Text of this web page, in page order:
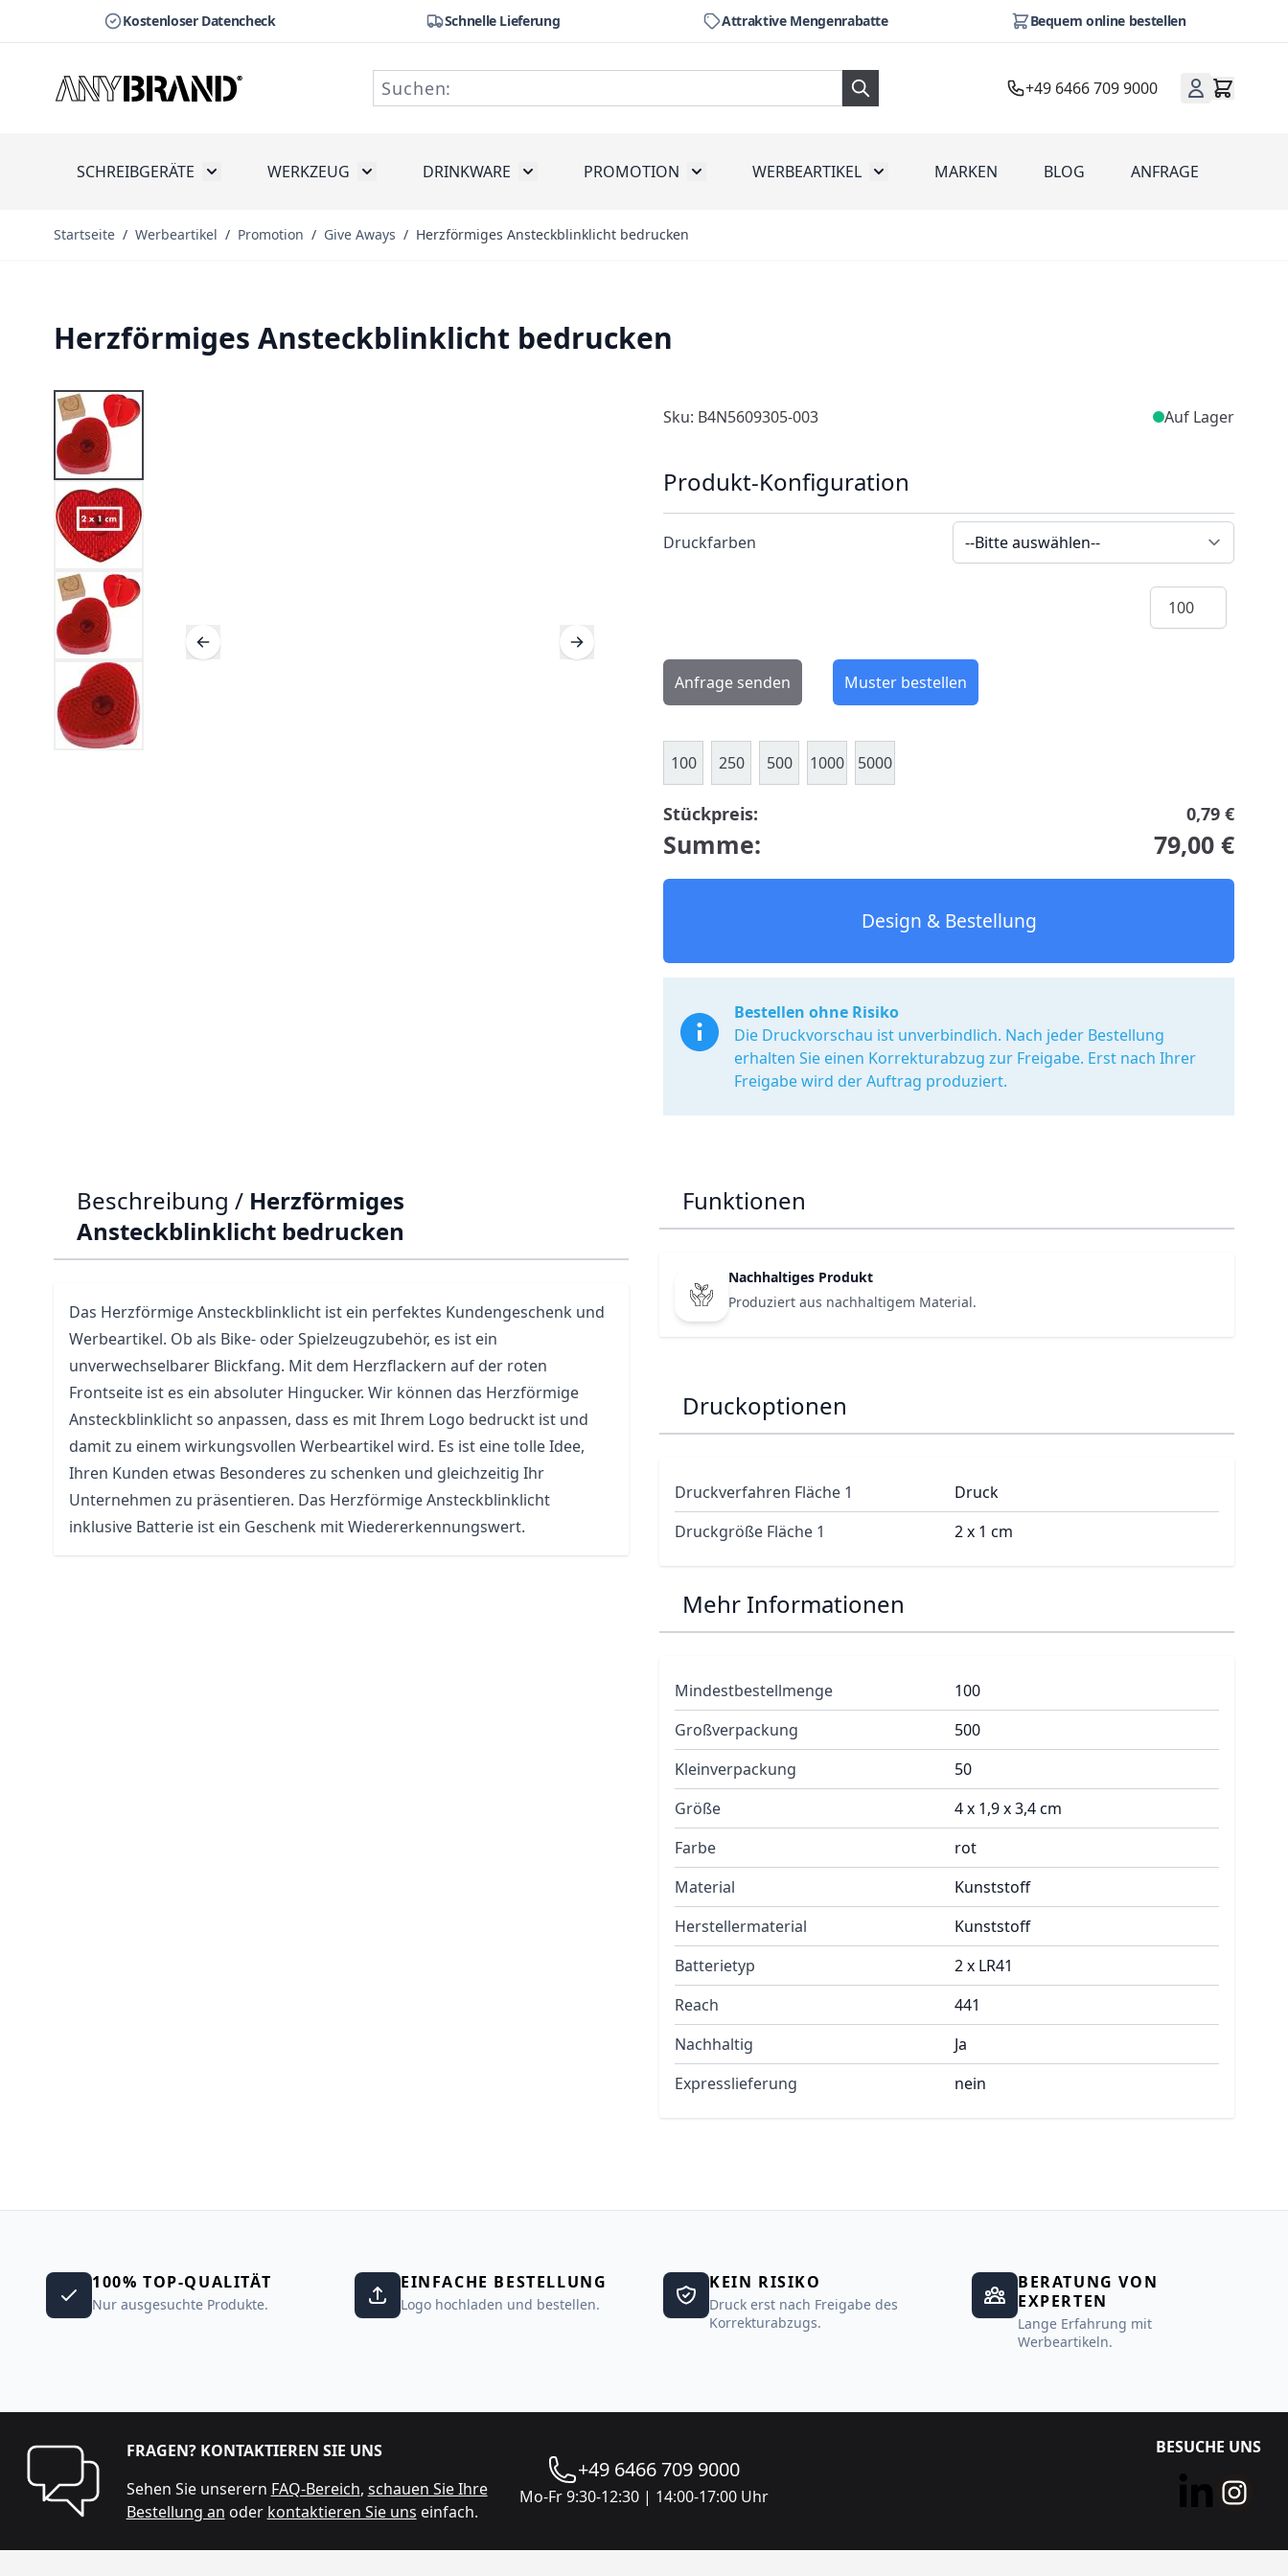
Kostenloser Datencheck Schnelle Lieferung Attraktive Mengenrabatte Bequem online bestellen
+49 6466 709 9000
SCHREIBGERÄTE Toggle submenu for Schreibgeräte
WERKZEUG Toggle submenu for Werkzeug
DRINKWARE Toggle submenu for Drinkware
PROMOTION Toggle submenu for Promotion
WERBEARTIKEL Toggle submenu for Werbeartikel
MARKEN BLOG ANFRAGE
Startseite / Werbeartikel / Promotion / Give Aways / Herzförmiges Ansteckblinklicht bedrucken
Herzförmiges Ansteckblinklicht bedrucken
Sku: B4N5609305-003 Auf Lager
Produkt-Konfiguration
Druckfarben
Menge
Anfrage senden Muster bestellen
100 250 500 1000 5000
Stückpreis: 0,79 €
Summe: 79,00 €
Design & Bestellung
Bestellen ohne Risiko
Die Druckvorschau ist unverbindlich. Nach jeder Bestellung
erhalten Sie einen Korrekturabzug zur Freigabe. Erst nach Ihrer
Freigabe wird der Auftrag produziert.
Beschreibung / Herzförmiges
Ansteckblinklicht bedrucken
Das Herzförmige Ansteckblinklicht ist ein perfektes Kundengeschenk und
Werbeartikel. Ob als Bike- oder Spielzeugzubehör, es ist ein
unverwechselbarer Blickfang. Mit dem Herzflackern auf der roten
Frontseite ist es ein absoluter Hingucker. Wir können das Herzförmige
Ansteckblinklicht so anpassen, dass es mit Ihrem Logo bedruckt ist und
damit zu einem wirkungsvollen Werbeartikel wird. Es ist eine tolle Idee,
Ihren Kunden etwas Besonderes zu schenken und gleichzeitig Ihr
Unternehmen zu präsentieren. Das Herzförmige Ansteckblinklicht
inklusive Batterie ist ein Geschenk mit Wiedererkennungswert.
Funktionen
Nachhaltiges Produkt
Produziert aus nachhaltigem Material.
Druckoptionen
Druckverfahren Fläche 1
Druck
Druckgröße Fläche 1
2 x 1 cm
Mehr Informationen
Mindestbestellmenge
100
Großverpackung
500
Kleinverpackung
50
Größe
4 x 1,9 x 3,4 cm
Farbe
rot
Material
Kunststoff
Herstellermaterial
Kunststoff
Batterietyp
2 x LR41
Reach
441
Nachhaltig
Ja
Expresslieferung
nein
100% TOP-QUALITÄT
Nur ausgesuchte Produkte.
EINFACHE BESTELLUNG
Logo hochladen und bestellen.
KEIN RISIKO
Druck erst nach Freigabe des
Korrekturabzugs.
BERATUNG VON
EXPERTEN
Lange Erfahrung mit
Werbeartikeln.
FRAGEN? KONTAKTIEREN SIE UNS
Sehen Sie unserern FAQ-Bereich, schauen Sie Ihre
Bestellung an oder kontaktieren Sie uns einfach.
+49 6466 709 9000
Mo-Fr 9:30-12:30 | 14:00-17:00 Uhr
BESUCHE UNS